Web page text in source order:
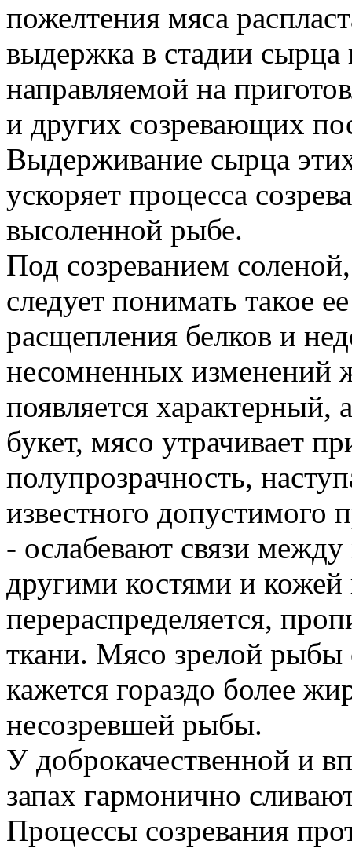
пожелтения мяса
выдержка в стадии сырца
направляемой на
и других созревающих
Выдерживание сырца
ускоряет процесса
высоленной рыбе.
Под созреванием
следует понимать такое
расщепления белков и
несомненных изменений
появляется
букет, мясо утрачивает
полупрозрачность,
известного допустимого
- ослабевают связи
другими костями и
перераспределяется,
ткани. Мясо зрелой рыбы
кажется гораздо более
несозревшей рыбы.
У доброкачественной и
запах гармонично
Процессы созревания